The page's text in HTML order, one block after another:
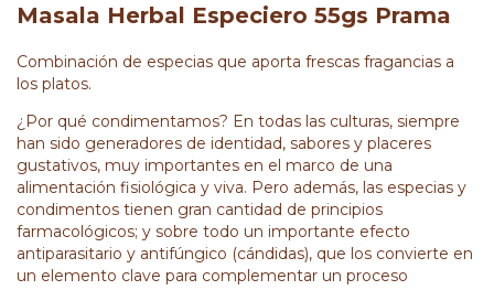
Masala Herbal Especiero 55gs Prama
Combinación de especias que aporta frescas fragancias a
los platos.
¿Por qué condimentamos? En todas las culturas, siempre
han sido generadores de identidad, sabores y placeres
gustativos, muy importantes en el marco de una
alimentación fisiológica y viva. Pero además, las especias y
condimentos tienen gran cantidad de principios
farmacológicos; y sobre todo un importante efecto
antiparasitario y antifúngico (cándidas), que los convierte en
un elemento clave para complementar un proceso